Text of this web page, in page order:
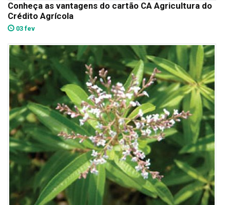
Conheça as vantagens do cartão CA Agricultura do
Crédito Agrícola
03 fev